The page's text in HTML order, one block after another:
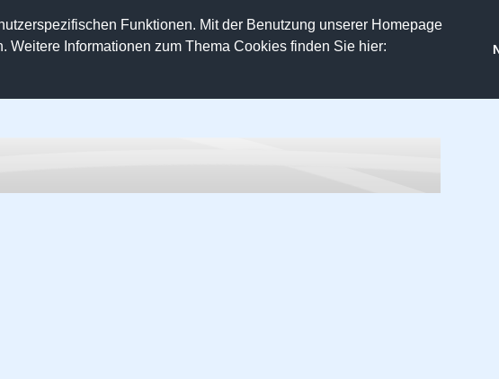
Funktionen. Mit der Benutzung unserer Homepage
Informationen zum Thema Cookies finden Sie hier: